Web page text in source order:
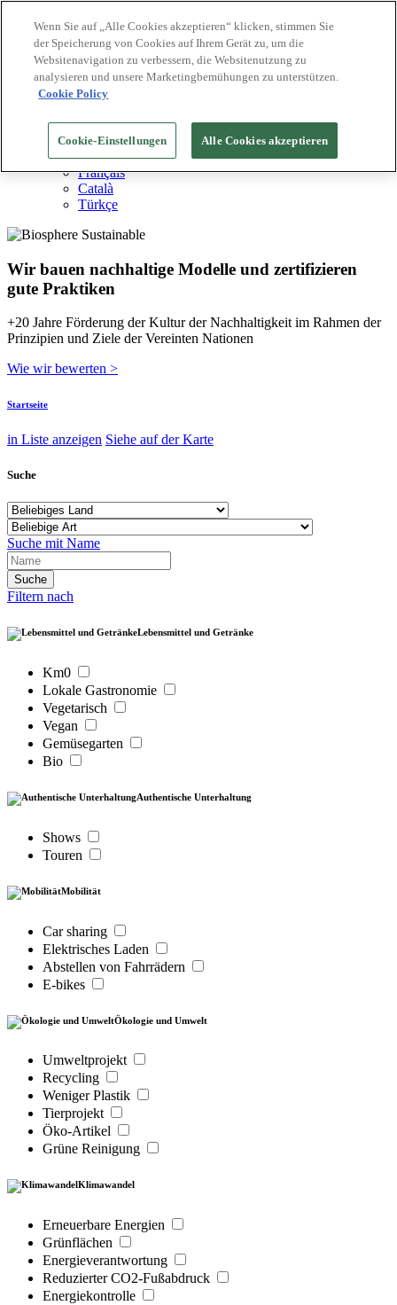
Biosphere Reiseziele
Biosphere Unternehmen
Wie wir bewerten
Über uns
English
Español
Português
Français
Català
Türkçe
Wir bauen nachhaltige Modelle und zertifizieren
gute Praktiken
+20 Jahre Förderung der Kultur der Nachhaltigkeit im Rahmen der
Prinzipien und Ziele der Vereinten Nationen
Wie wir bewerten >
Startseite
in Liste anzeigen Siehe auf der Karte
Suche
Suche mit Name
Filtern nach
Lebensmittel und Getränke
Km0
Lokale Gastronomie
Vegetarisch
Vegan
Gemüsegarten
Bio
Authentische Unterhaltung
Shows
Touren
Mobilität
Car sharing
Elektrisches Laden
Abstellen von Fahrrädern
E-bikes
Ökologie und Umwelt
Umweltprojekt
Recycling
Weniger Plastik
Tierprojekt
Öko-Artikel
Grüne Reinigung
Klimawandel
Erneuerbare Energien
Grünflächen
Energieverantwortung
Reduzierter CO2-Fußabdruck
Energiekontrolle
Wenn Sie auf „Alle Cookies akzeptieren“ klicken, stimmen Sie
der Speicherung von Cookies auf Ihrem Gerät zu, um die
Websitenavigation zu verbessern, die Websitenutzung zu
analysieren und unsere Marketingbemühungen zu unterstützen.
Cookie Policy
Cookie-Einstellungen Alle Cookies akzeptieren